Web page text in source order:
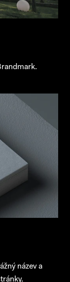
LinkedIn
LinkedIn
název a